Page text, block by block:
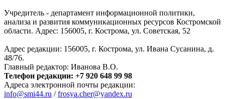
Учредитель - департамент информационной политики,
анализа и развития коммуникационных ресурсов Костромской
области. Адрес: 156005, г. Кострома, ул. Советская, 52
Адрес редакции: 156005, г. Кострома, ул. Ивана Сусанина, д.
48/76.
Главный редактор: Иванова В.О.
Телефон редакции: +7 920 648 99 98
Адреса электронной почты редакции:
info@smi44.ru /frosya.cher@yandex.ru